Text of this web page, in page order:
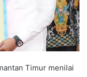
Timur menilai